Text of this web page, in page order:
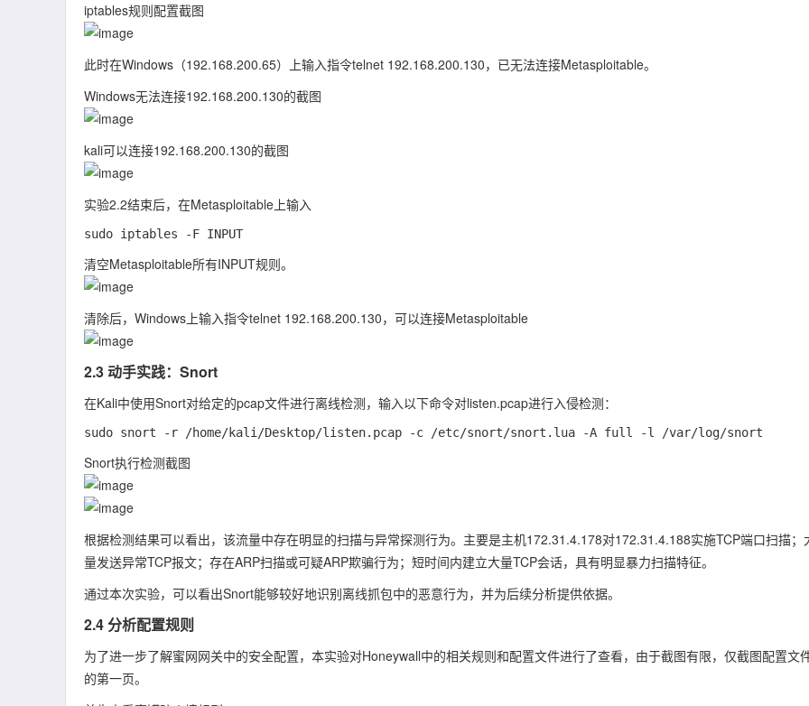
iptables规则配置截图
此时在Windows（192.168.200.65）上输入指令telnet 192.168.200.130，已无法连接Metasploitable。
Windows无法连接192.168.200.130的截图
kali可以连接192.168.200.130的截图
实验2.2结束后，在Metasploitable上输入
清空Metasploitable所有INPUT规则。
清除后，Windows上输入指令telnet 192.168.200.130，可以连接Metasploitable
2.3 动手实践：Snort
在Kali中使用Snort对给定的pcap文件进行离线检测，输入以下命令对listen.pcap进行入侵检测：
Snort执行检测截图
根据检测结果可以看出，该流量中存在明显的扫描与异常探测行为。主要是主机172.31.4.178对172.31.4.188实施TCP端口扫描；
量发送异常TCP报文；存在ARP扫描或可疑ARP欺骗行为；短时间内建立大量TCP会话，具有明显暴力扫描特征。
通过本次实验，可以看出Snort能够较好地识别离线抓包中的恶意行为，并为后续分析提供依据。
2.4 分析配置规则
为了进一步了解蜜网网关中的安全配置，本实验对Honeywall中的相关规则和配置文件进行了查看，由于截图有限，仅截图配置文
的第一页。